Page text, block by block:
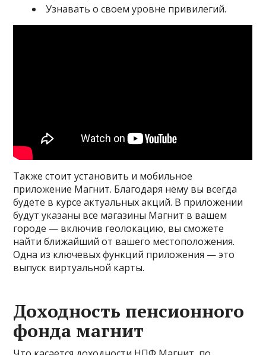
Узнавать о своем уровне привилегий.
Также стоит установить и мобильное
приложение Магнит. Благодаря нему вы всегда
будете в курсе актуальных акций. В приложении
будут указаны все магазины Магнит в вашем
городе — включив геолокацию, вы сможете
найти ближайший от вашего местоположения.
Одна из ключевых функций приложения — это
выпуск виртуальной карты.
Доходность пенсионного
фонда магнит